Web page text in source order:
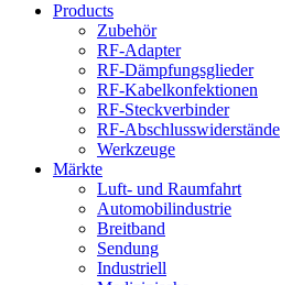
Products
Zubehör
RF-Adapter
RF-Dämpfungsglieder
RF-Kabelkonfektionen
RF-Steckverbinder
RF-Abschlusswiderstände
Werkzeuge
Märkte
Luft- und Raumfahrt
Automobilindustrie
Breitband
Sendung
Industriell